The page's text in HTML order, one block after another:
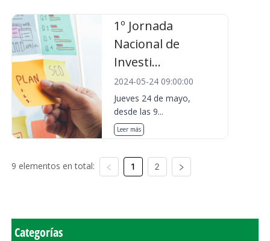
1º Jornada
Nacional de
Investi...
2024-05-24 09:00:00
Jueves 24 de mayo,
desde las 9...
Leer más
9 elementos en total: 1 2
Categorías